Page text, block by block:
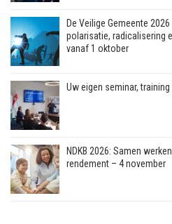
De Veilige Gemeente
polarisatie, radicalisering
vanaf 1 oktober
Uw eigen seminar,
NDKB 2026: Samen
rendement – 4 november